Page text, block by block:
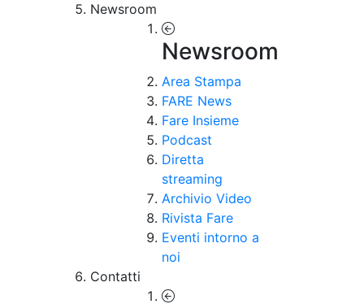
Newsroom
Newsroom
Area Stampa
FARE News
Fare Insieme
Podcast
Diretta
streaming
Archivio Video
Rivista Fare
Eventi intorno a
noi
Contatti